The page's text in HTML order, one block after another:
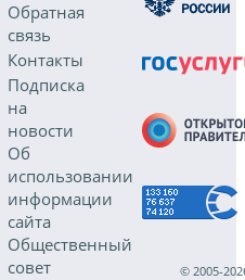
Обратная
связь
Контакты
Подписка
на
новости
Об
использовании
информации
сайта
Общественный
совет
© 2005-